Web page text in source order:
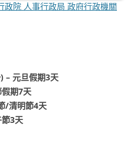
政院 人事行政局 政府行政機關
– 元旦假期3天
期7天
/清明節4天
3天